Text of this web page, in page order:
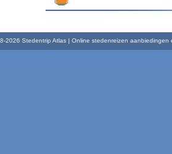
2026 Stedentrip Atlas | Online stedenreizen